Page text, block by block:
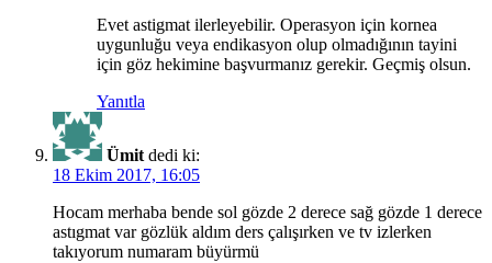
Evet astigmat ilerleyebilir. Operasyon için kornea
uygunluğu veya endikasyon olup olmadığının tayini
için göz hekimine başvurmanız gerekir. Geçmiş olsun.
Yanıtla
Ümit dedi ki:
18 Ekim 2017, 16:05
Hocam merhaba bende sol gözde 2 derece sağ gözde 1 derece
astıgmat var gözlük aldım ders çalışırken ve tv izlerken
takıyorum numaram büyürmü